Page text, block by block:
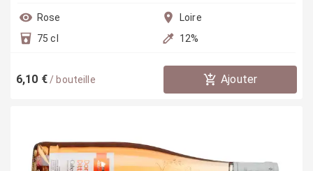
Rose
Loire
75 cl
12%
6,10 €/ bouteille Ajouter